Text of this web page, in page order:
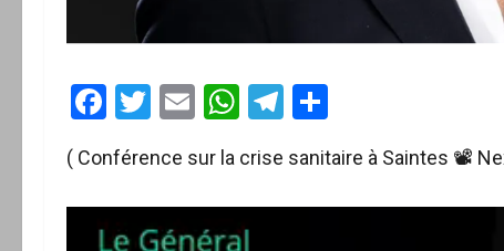
Facebook
Twitter
EmailWhatsApp
Telegram
( Conférence sur la crise sanitaire à Saintes 📽